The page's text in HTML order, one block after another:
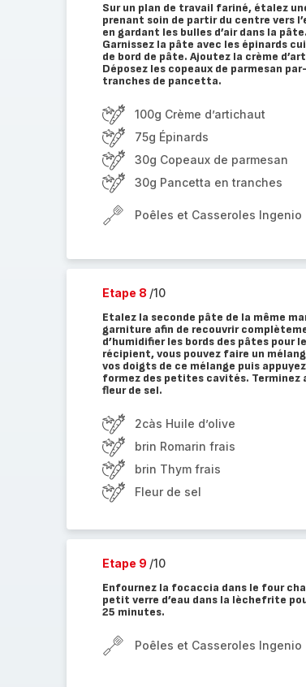
Sur un plan de travail fariné, étalez
prenant soin de partir du centre vers
en gardant les bulles d’air dans la
Garnissez la pâte avec les épinards
de bord de pâte. Ajoutez la crème
Déposez les copeaux de parmesan
tranches de pancetta.
100g Crème d’artichaut
75g Épinards
30g Copeaux de parmesan
30g Pancetta en tranches
Poêles et Casseroles Ingenio
Etape 8 /10
Etalez la seconde pâte de la même
garniture afin de recouvrir
d’humidifier les bords des pâtes pour
récipient, vous pouvez faire un
vos doigts de ce mélange puis
formez des petites cavités. Terminez
fleur de sel.
2càs Huile d’olive
brin Romarin frais
brin Thym frais
Fleur de sel
Etape 9 /10
Enfournez la focaccia dans le four
petit verre d’eau dans la lèchefrite
25 minutes.
Poêles et Casseroles Ingenio